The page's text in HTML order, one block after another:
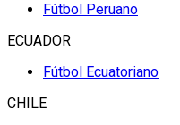
Fútbol Peruano
ECUADOR
Fútbol Ecuatoriano
CHILE